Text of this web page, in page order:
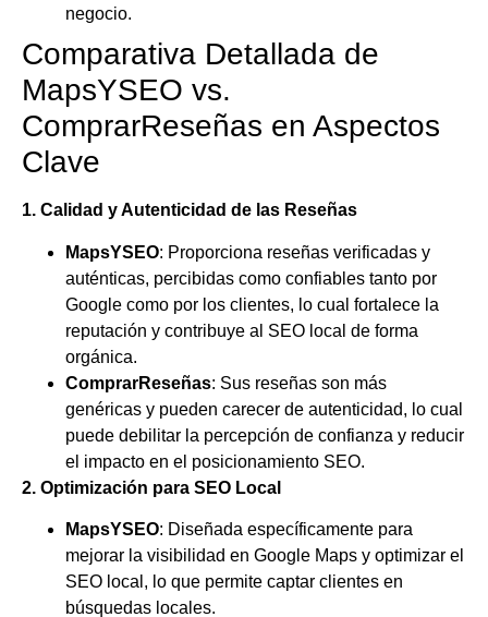
negocio.
Comparativa Detallada de
MapsYSEO vs.
ComprarReseñas en Aspectos
Clave
1. Calidad y Autenticidad de las Reseñas
MapsYSEO: Proporciona reseñas verificadas y
auténticas, percibidas como confiables tanto por
Google como por los clientes, lo cual fortalece la
reputación y contribuye al SEO local de forma
orgánica.
ComprarReseñas: Sus reseñas son más
genéricas y pueden carecer de autenticidad, lo cual
puede debilitar la percepción de confianza y reducir
el impacto en el posicionamiento SEO.
2. Optimización para SEO Local
MapsYSEO: Diseñada específicamente para
mejorar la visibilidad en Google Maps y optimizar el
SEO local, lo que permite captar clientes en
búsquedas locales.